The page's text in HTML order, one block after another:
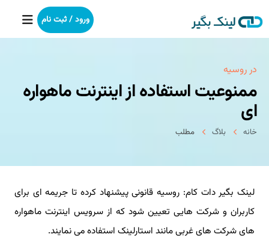
خانه
بکلینک
رپورتاژآگهی
خدمات ما
درباره ما
آموزش
ورود / ثبت نام
در روسیه
ممنوعیت استفاده از اینترنت ماهواره
ای
خانه بلاگ مطلب
لینک بگیر دات کام: روسیه قانونی پیشنهاد کرده تا جریمه ای برای
کاربران و شرکت هایی تعیین شود که از سرویس اینترنت ماهواره
های شرکت های غربی مانند استارلینک استفاده می نمایند.